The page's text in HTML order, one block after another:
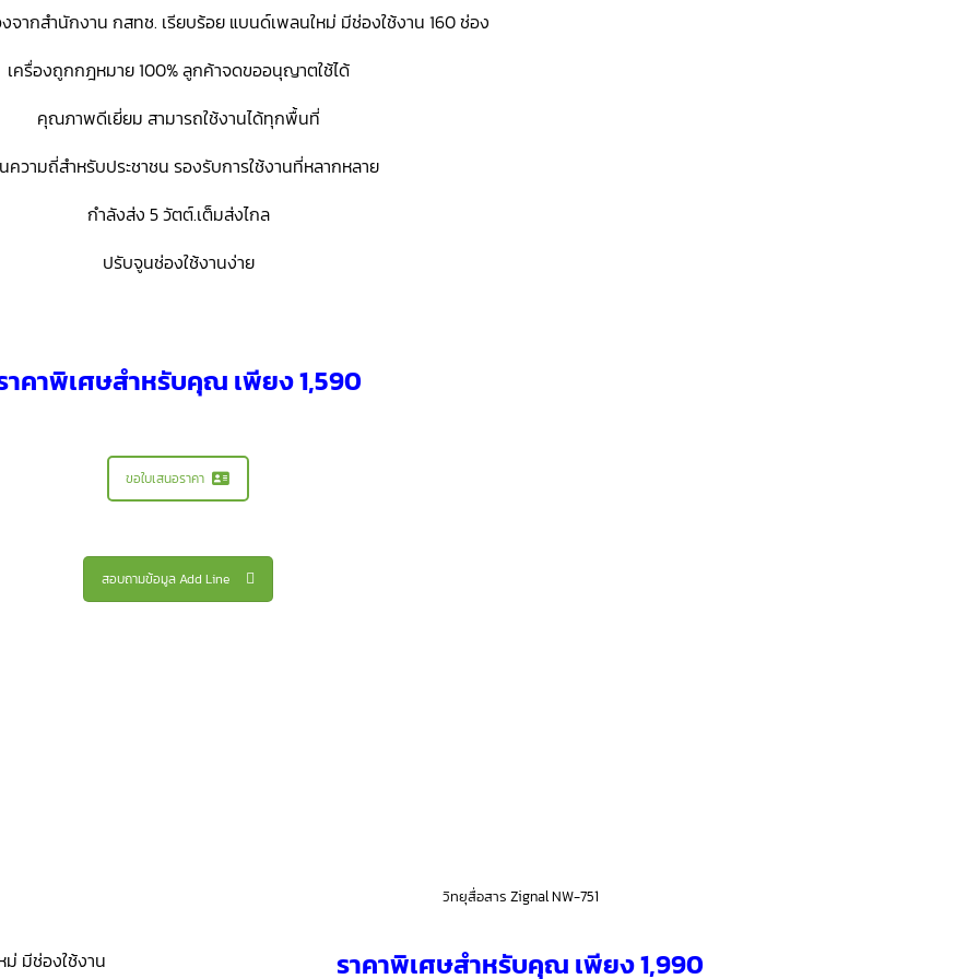
จากสำนักงาน กสทช. เรียบร้อย แบนด์เพลนใหม่ มีช่องใช้งาน 160 ช่อง
เครื่องถูกกฎหมาย 100% ลูกค้าจดขออนุญาตใช้ได้
คุณภาพดีเยี่ยม สามารถใช้งานได้ทุกพื้นที่
ความถี่สำหรับประชาชน รองรับการใช้งานที่หลากหลาย
กำลังส่ง 5 วัตต์.เต็มส่งไกล
ปรับจูนช่องใช้งานง่าย
าคาพิเศษสำหรับคุณ เพียง 1,590
ขอใบเสนอราคา
สอบถามข้อมูล Add Line
มีช่องใช้งาน
วิทยุสื่อสาร Zignal NW-751
ราคาพิเศษสำหรับคุณ เพียง 1,990